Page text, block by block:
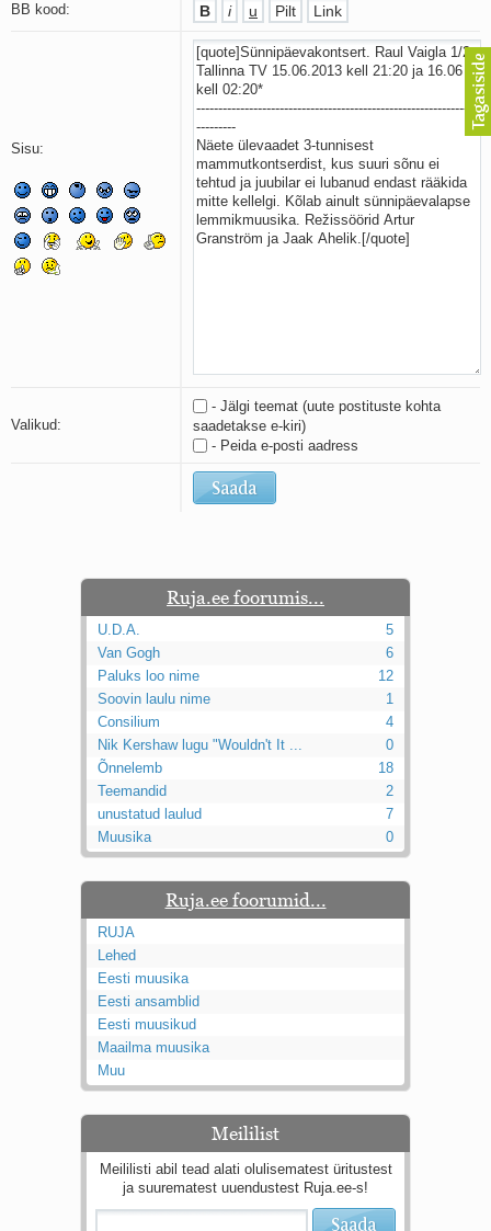
Avanemine
Põhi, lõuna, ida, lääs
Elupõline kaja
Kassimäng
Läänemere lained
Üle müüri
Valgusemaastikud
BB kood:
Sisu:
Valikud:
- Jälgi teemat (uute postituste kohta
saadetakse e-kiri)
- Peida e-posti aadress
Ruja.ee foorumis...
U.D.A.
5
Van Gogh
6
Paluks loo nime
12
Soovin laulu nime
1
Consilium
4
Nik Kershaw lugu "Wouldn't It ...
0
Õnnelemb
18
Teemandid
2
unustatud laulud
7
Muusika
0
Ruja.ee foorumid...
RUJA
Lehed
Eesti muusika
Eesti ansamblid
Eesti muusikud
Maailma muusika
Muu
Meililist
Meililisti abil tead alati olulisematest üritustest
ja suurematest uuendustest Ruja.ee-s!